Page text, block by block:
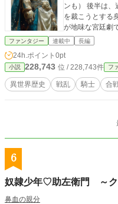
ンも） 後半は、
を裁こうとする
が地味な宮廷劇
ください。 メイ
ーンのみです。
ちですが、出来
杯に堪能してく
ファンタジー 連載中 長編
24h.ポイント 0pt
小説 228,743 位 / 228,743件 フ
異世界歴史 戦乱 騎士 合
6
奴隷少年♡助左衛門 ～ク
鼻血の親分